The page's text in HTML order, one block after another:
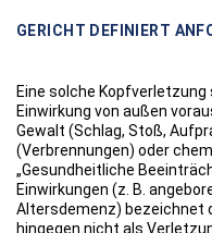
GERICHT DEFINIERT
Eine solche
Einwirkung von außen
Gewalt (Schlag, Stoß,
(Verbrennungen) oder
„Gesundheitliche
Einwirkungen (z. B.
Altersdemenz) bezeichnet
hingegen nicht als